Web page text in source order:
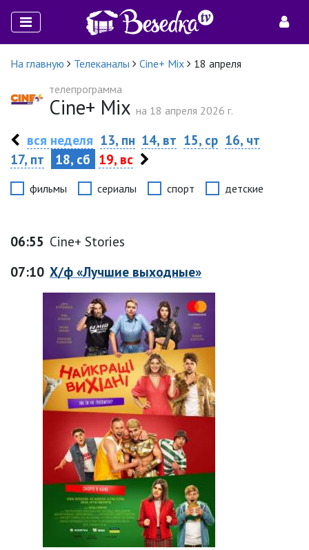
На главную Телеканалы Cine+ Mix
18 апреля
телепрограмма
Cine+ Mix на 18 апреля 2026 г.
вся неделя 13, пн 14, вт 15, ср 16, чт
17, пт
18, сб 19, вс
фильмы сериалы спорт детские
06:55 Cine+ Stories
07:10 Х/ф «Лучшие выходные»